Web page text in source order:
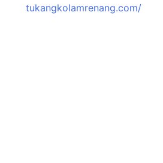
tukangkolamrenang.com/